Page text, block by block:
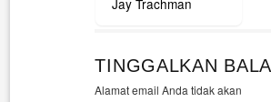
TINGGALKAN
Alamat email Anda tidak akan